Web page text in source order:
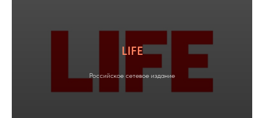
LIFE
Российское сетевое издание